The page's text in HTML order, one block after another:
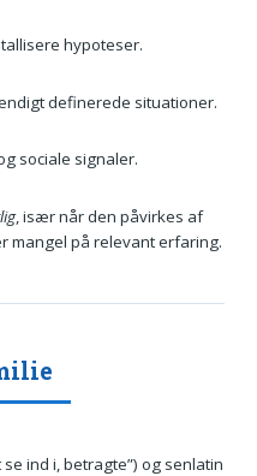
hypoteser.
definerede situationer.
sociale signaler.
, især når den påvirkes af
mangel på relevant erfaring.
se ind i, betragte”) og senlatin